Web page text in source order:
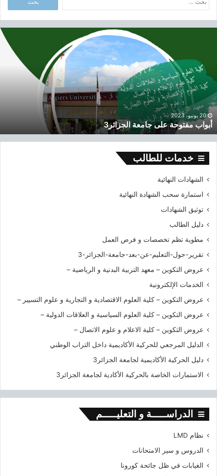
ل
ب
ح
ع
ن
:
م
ف
ت
ة
ع
20 يونيو، 2023
أبواب مفتوحة على جامعة الجزائر3
خدمات للطالب
الشهادات النهائية
استمارة سحب الشهادة النهائية
توثيق الشهادات
دليل الطالب
مطوية تظم تخصصات و فرص العمل
تقرير-حول-التعليم-عن-بعد-جامعة-الجزائر-3
عروض التكوين – معهد التربية البدنية و الرياضية –
الخدمات الإلكترونية
عروض التكوين – كلية العلوم الاقتصادية و التجارية و علوم التسيير –
عروض التكوين – كلية العلوم السياسية و العلاقات الدولية –
عروض التكوين – كلية الاعلام و علوم الاتصال –
الدليل المرجعي للحركية الأكاديمية داخل التراب الوطني
دليل الحركية الأكاديمية لجامعة الجزائر3
الاستمارات الخاصة بالحركية الأكادية لجامعة الجزائر3
الدراســـــة و التعليـــــم
نظام LMD
الدروس و سير الامتحانات
الغيابات في ظل جائحة كورونا